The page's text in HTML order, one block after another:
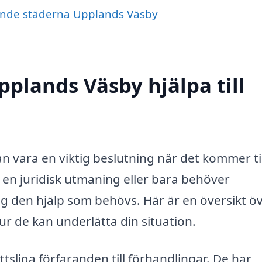
städerna Upplands Väsby
Väsby hjälpa till
vara en viktig beslutning när det kommer
juridisk utmaning eller bara behöver
den hjälp som behövs. Här är en översikt
de kan underlätta din situation.
förfaranden till förhandlingar. De har